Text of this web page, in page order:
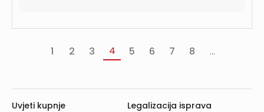
1 2 3 4 5 6 7 8 ...
Uvjeti kupnje
Legalizacija isprava